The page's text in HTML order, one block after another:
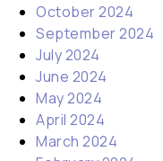
October 2024
September 2024
July 2024
June 2024
May 2024
April 2024
March 2024